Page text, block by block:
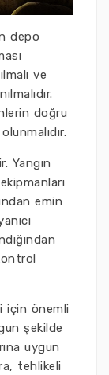
depo
ve
doğru
Yangın
emin
için önemli
şekilde
uygun
tehlikeli